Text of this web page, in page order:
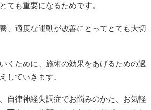
ても重要になるためです。
、適度な運動が改善にとってとても大切
くために、施術の効果をあげるための過
していきます。
自律神経失調症でお悩みのかた、お気軽